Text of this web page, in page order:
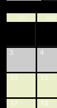
lun mar
3 4
10 11
17 18